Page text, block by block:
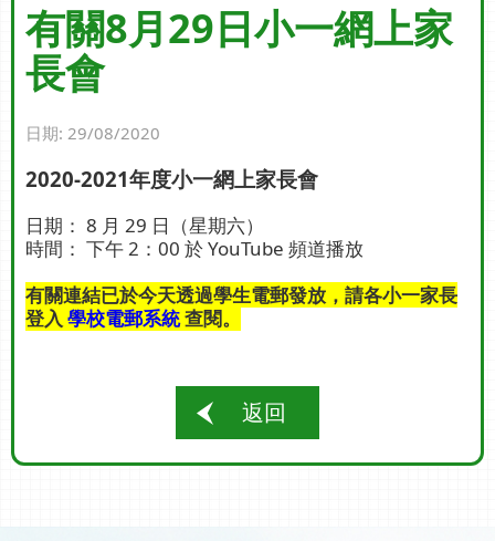
有關8月29日小一網上家
長會
日期: 29/08/2020
2020-2021年度小一網上家長會
日期： 8 月 29 日（星期六）
時間： 下午 2：00 於 YouTube 頻道播放
有關連結已於今天透過學生電郵發放，請各小一家長
登入 學校電郵系統查閱。
返回